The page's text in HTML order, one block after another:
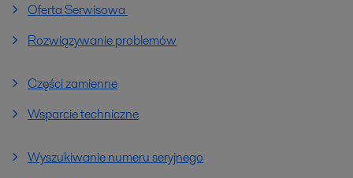
Oferta Serwisowa
Rozwiązywanie problemów
Części zamienne
Wsparcie techniczne
Wyszukiwanie numeru seryjnego